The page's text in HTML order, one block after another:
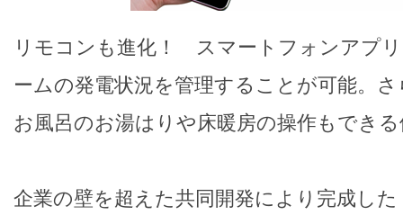
リモコンも進化！ スマートフォンアプ
ームの発電状況を管理することが可能。
お風呂のお湯はりや床暖房の操作もでき
企業の壁を超えた共同開発により完成し